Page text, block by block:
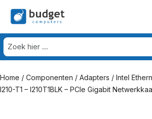
Home / Componenten / Adapters / Intel
I210-T1 – I210T1BLK – PCIe Gigabit